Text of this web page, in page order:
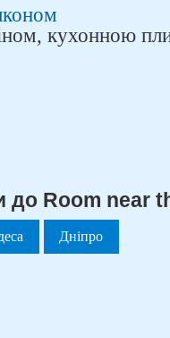
кухонною
до Room near
Дніпро